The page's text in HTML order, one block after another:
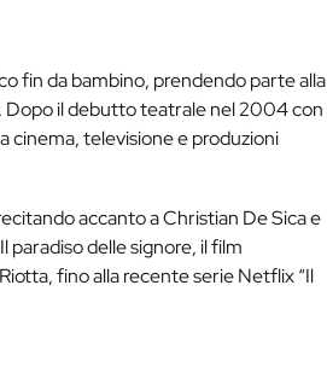
fin da bambino, prendendo parte alla
Dopo il debutto teatrale nel 2004 con
cinema, televisione e produzioni
accanto a Christian De Sica e
delle signore, il film
fino alla recente serie Netflix “Il